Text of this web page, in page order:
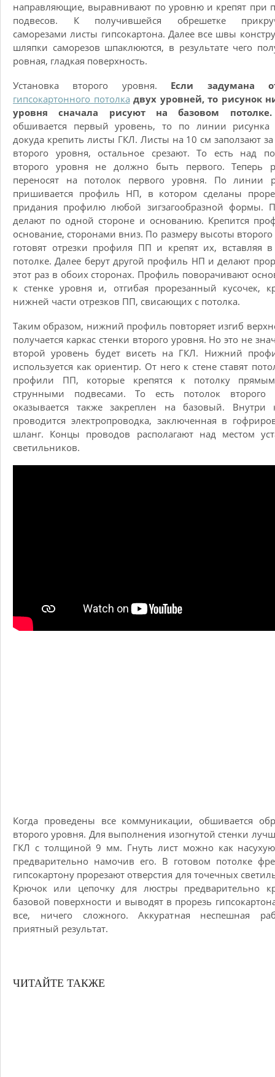
направляющие, выравнивают по уровню и крепят при
подвесов. К получившейся обрешетке
саморезами листы гипсокартона. Далее все швы
шляпки саморезов шпаклюются, в результате чего
ровная, гладкая поверхность.
Установка второго уровня. Если задумана
гипсокартонного потолка двух уровней, то рисунок
уровня сначала рисуют на базовом
обшивается первый уровень, то по линии рисунка
докуда крепить листы ГКЛ. Листы на 10 см заползают
второго уровня, остальное срезают. То есть над
второго уровня не должно быть первого. Теперь
переносят на потолок первого уровня. По линии
пришивается профиль НП, в котором сделаны
придания профилю любой зигзагообразной формы.
делают по одной стороне и основанию. Крепится
основание, сторонами вниз. По размеру высоты
готовят отрезки профиля ПП и крепят их, вставляя
потолке. Далее берут другой профиль НП и делают
этот раз в обоих сторонах. Профиль поворачивают
к стенке уровня и, отгибая прорезанный кусочек,
нижней части отрезков ПП, свисающих с потолка.
Таким образом, нижний профиль повторяет изгиб
получается каркас стенки второго уровня. Но это не
второй уровень будет висеть на ГКЛ. Нижний
используется как ориентир. От него к стене ставят
профили ПП, которые крепятся к потолку
струнными подвесами. То есть потолок второго
оказывается также закреплен на базовый. Внутри
проводится электропроводка, заключенная в
шланг. Концы проводов располагают над местом
светильников.
Когда проведены все коммуникации, обшивается
второго уровня. Для выполнения изогнутой стенки
ГКЛ с толщиной 9 мм. Гнуть лист можно как
предварительно намочив его. В готовом потолке
гипсокартону прорезают отверстия для точечных
Крючок или цепочку для люстры предварительно
базовой поверхности и выводят в прорезь
все, ничего сложного. Аккуратная неспешная
приятный результат.
ЧИТАЙТЕ ТАКЖЕ